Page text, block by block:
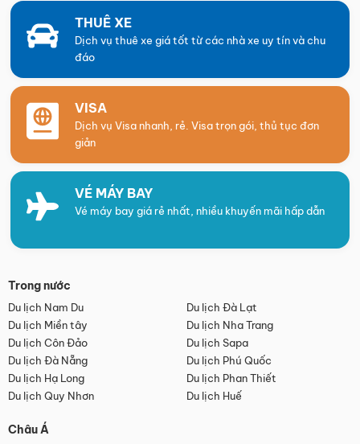
THUÊ XE
Dịch vụ thuê xe giá tốt từ các nhà xe uy tín và chu
đáo
VISA
Dịch vụ Visa nhanh, rẻ. Visa trọn gói, thủ tục đơn
giản
VÉ MÁY BAY
Vé máy bay giá rẻ nhất, nhiều khuyến mãi hấp dẫn
Trong nước
Du lịch Nam Du
Du lịch Đà Lạt
Du lịch Miền tây
Du lịch Nha Trang
Du lịch Côn Đảo
Du lịch Sapa
Du lịch Đà Nẵng
Du lịch Phú Quốc
Du lịch Hạ Long
Du lịch Phan Thiết
Du lịch Quy Nhơn
Du lịch Huế
Châu Á